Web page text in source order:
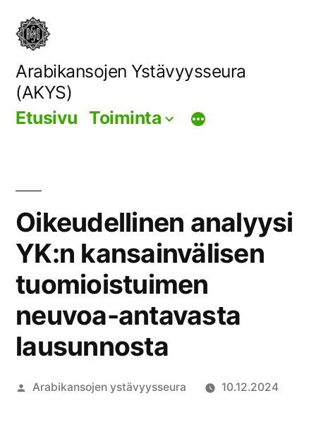
Siirry
sisältöön
Arabikansojen Ystävyysseura
(AKYS)
Etusivu Toiminta
Oikeudellinen analyysi
YK:n kansainvälisen
tuomioistuimen
neuvoa-antavasta
lausunnosta
Artikkelin
Arabikansojen ystävyysseura 10.12.2024